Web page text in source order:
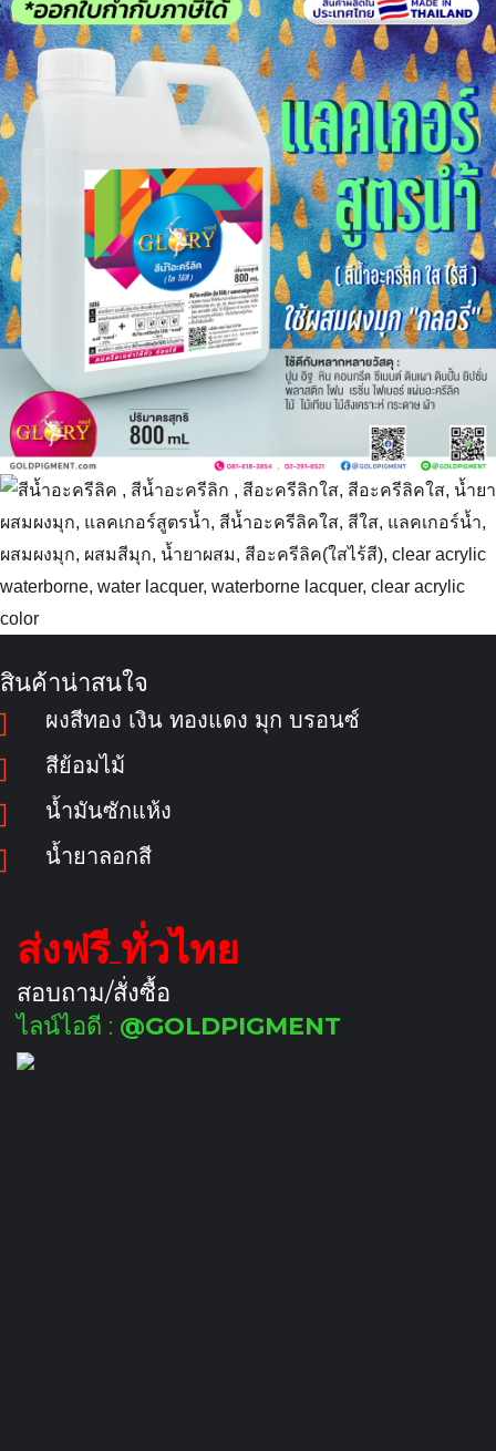
สินค้าน่าสนใจ
ผงสีทอง เงิน ทองแดง มุก บรอนซ์
สีย้อมไม้
น้ำมันซักแห้ง
น้ำยาลอกสี
ส่งฟรี ทั่วไทย
สอบถาม/สั่งซื้อ
ไลน์ไอดี : @GOLDPIGMENT